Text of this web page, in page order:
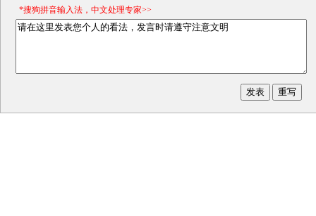
*搜狗拼音输入法，中文处理专家>>